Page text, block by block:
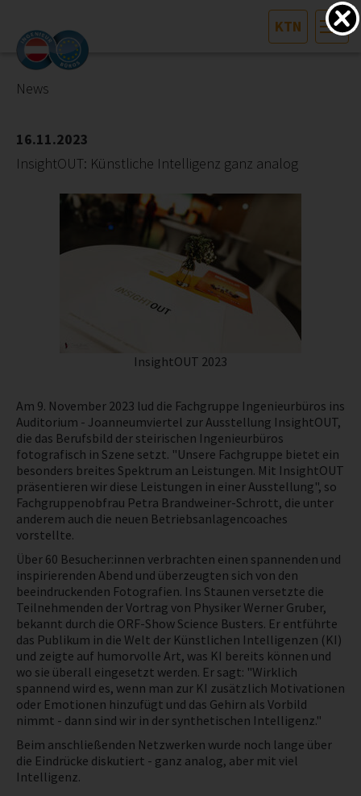
KTN
DAS INGENIEURBÜRO
INTERESSEN­VERTRETUNG
MITGLIEDER­VERZEICHNIS
SERVICE
PRÜFING
BETRIEBSCHECK
PRÜFING
News
16.11.2023
InsightOUT: Künstliche Intelligenz ganz analog
InsightOUT 2023
Am 9. November 2023 lud die Fachgruppe Ingenieurbüros ins
Auditorium - Joanneumviertel zur Ausstellung InsightOUT,
die das Berufsbild der steirischen Ingenieurbüros
fotografisch in Szene setzt. "Unsere Fachgruppe bietet ein
besonders breites Spektrum an Leistungen. Mit InsightOUT
präsentieren wir diese Leistungen in einer Ausstellung", so
Fachgruppenobfrau Petra Brandweiner-Schrott, die unter
anderem auch die neuen Betriebsanlagencoaches
vorstellte.
Über 60 Besucher:innen verbrachten einen spannenden und
inspirierenden Abend und überzeugten sich von den
beeindruckenden Fotografien. Ins Staunen versetzte die
Teilnehmenden der Vortrag von Physiker Werner Gruber,
bekannt durch die ORF-Show Science Busters. Er entführte
das Publikum in die Welt der Künstlichen Intelligenzen (KI)
und zeigte auf humorvolle Art, was KI bereits können und
wo sie überall eingesetzt werden. Er sagt: "Wirklich
spannend wird es, wenn man zur KI zusätzlich Motivationen
oder Emotionen hinzufügt und das Gehirn als Vorbild
nimmt - dann sind wir in der synthetischen Intelligenz."
Beim anschließenden Netzwerken wurde noch lange über
die Eindrücke diskutiert - ganz analog, aber mit viel
Intelligenz.